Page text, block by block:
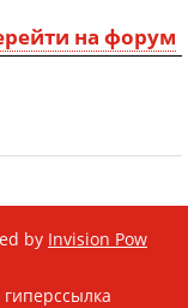
на форум
by Invision Pow